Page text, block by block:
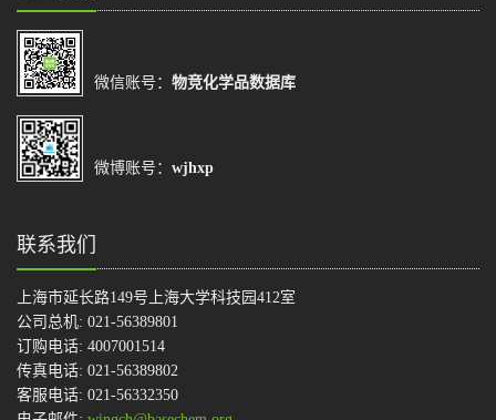
微信账号： 物竞化学品数据库
微博账号： wjhxp
联系我们
上海市延长路149号上海大学科技园412室
公司总机: 021-56389801
订购电话: 4007001514
传真电话: 021-56389802
客服电话: 021-56332350